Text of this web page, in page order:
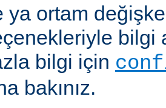
ya ortam
bilgi
bilgi için
bakınız.